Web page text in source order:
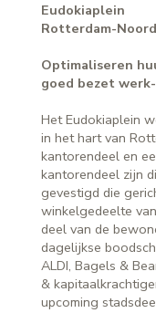
Eudokiaplein
Rotterdam-Noord
Optimaliseren
goed bezet
Het Eudokiaplein
in het hart van
kantorendeel en
kantorendeel zijn
gevestigd die
winkelgedeelte
deel van de
dagelijkse
ALDI, Bagels &
&
upcoming